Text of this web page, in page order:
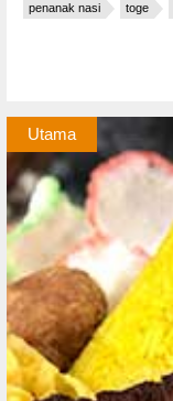
penanak nasi
toge
Utama